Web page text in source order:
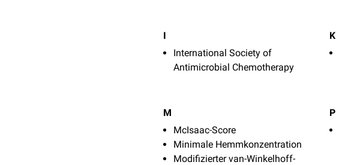
I
International Society of
Antimicrobial Chemotherapy
K
M
McIsaac-Score
Minimale Hemmkonzentration
Modifizierter van-Winkelhoff-
P